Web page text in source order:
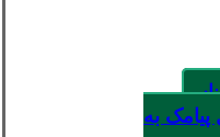
پیامک به